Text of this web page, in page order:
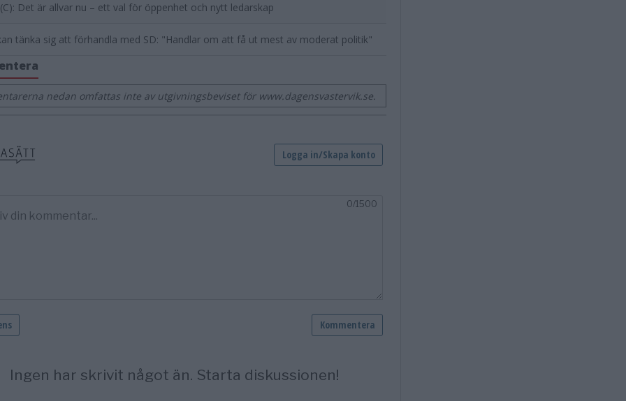
Det är allvar nu – ett val för öppenhet och nytt ledarskap
tänka sig att förhandla med SD: "Handlar om att få ut mest av moderat politik"
nedan omfattas inte av utgivningsbeviset för www.dagensvastervik.se.